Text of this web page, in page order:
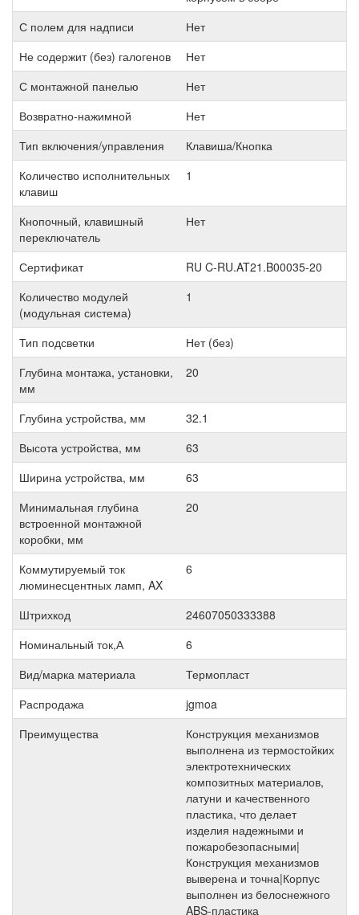
С полем для надписи
Нет
Не содержит (без) галогенов
Нет
С монтажной панелью
Нет
Возвратно-нажимной
Нет
Тип включения/управления
Клавиша/Кнопка
Количество исполнительных
клавиш
1
Кнопочный, клавишный
переключатель
Нет
Сертификат
RU C-RU.AT21.B00035-20
Количество модулей
(модульная система)
1
Тип подсветки
Нет (без)
Глубина монтажа, установки,
мм
20
Глубина устройства, мм
32.1
Высота устройства, мм
63
Ширина устройства, мм
63
Минимальная глубина
встроенной монтажной
коробки, мм
20
Коммутируемый ток
люминесцентных ламп, AX
6
Штрихкод
24607050333388
Номинальный ток,А
6
Вид/марка материала
Термопласт
Распродажа
jgmoa
Преимущества
Конструкция механизмов
выполнена из термостойких
электротехнических
композитных материалов,
латуни и качественного
пластика, что делает
изделия надежными и
пожаробезопасными|
Конструкция механизмов
выверена и точна|Корпус
выполнен из белоснежного
ABS-пластика